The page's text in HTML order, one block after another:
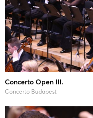
Concerto Open III.
Concerto Budapest